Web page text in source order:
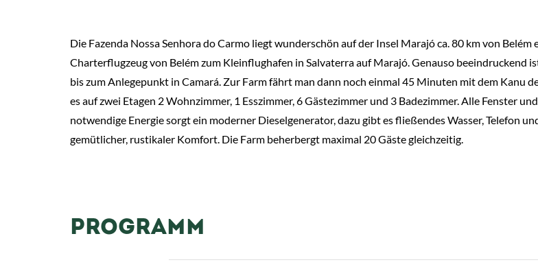
Die Fazenda Nossa Senhora do Carmo liegt wunderschön auf der Insel Marajó ca. 80 km von
Charterflugzeug von Belém zum Kleinflughafen in Salvaterra auf Marajó. Genauso beeindruckend
bis zum Anlegepunkt in Camará. Zur Farm fährt man dann noch einmal 45 Minuten mit dem Kanu
es auf zwei Etagen 2 Wohnzimmer, 1 Esszimmer, 6 Gästezimmer und 3 Badezimmer. Alle Fenster
notwendige Energie sorgt ein moderner Dieselgenerator, dazu gibt es fließendes Wasser, Telefon
gemütlicher, rustikaler Komfort. Die Farm beherbergt maximal 20 Gäste gleichzeitig.
PROGRAMM